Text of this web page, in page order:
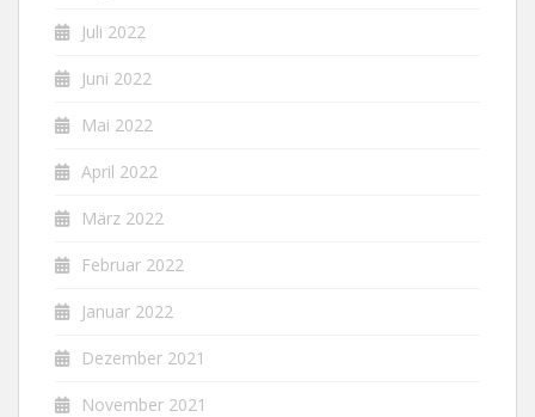
Juli 2022
Juni 2022
Mai 2022
April 2022
März 2022
Februar 2022
Januar 2022
Dezember 2021
November 2021